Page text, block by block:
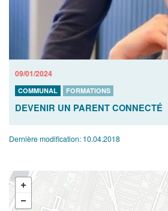
09/01/2024
COMMUNAL FORMATIONS
DEVENIR UN PARENT CONNECTÉ
Dernière modification: 10.04.2018